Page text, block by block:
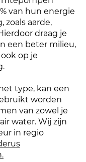
van hun energie
zoals aarde,
draag je
een beter milieu,
op je
type, kan een
worden
van zowel je
water. Wij zijn
in regio